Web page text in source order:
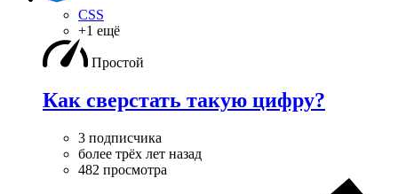
CSS
+1 ещё
Простой
Как сверстать такую цифру?
3 подписчика
более трёх лет назад
482 просмотра